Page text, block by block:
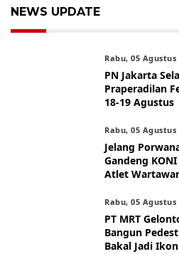
NEWS UPDATE
Rabu, 05 Agustus
PN Jakarta
Praperadilan
18-19 Agustus
Rabu, 05 Agustus
Jelang
Gandeng
Atlet
Rabu, 05 Agustus
PT MRT
Bangun
Bakal Jadi